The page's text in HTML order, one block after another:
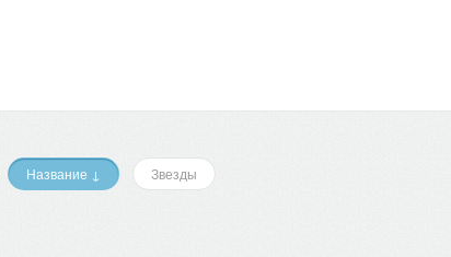
Название ↓ Звезды